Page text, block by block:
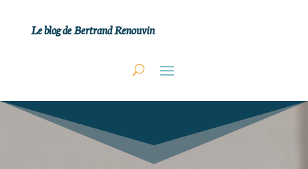
Le blog de Bertrand Renouvin